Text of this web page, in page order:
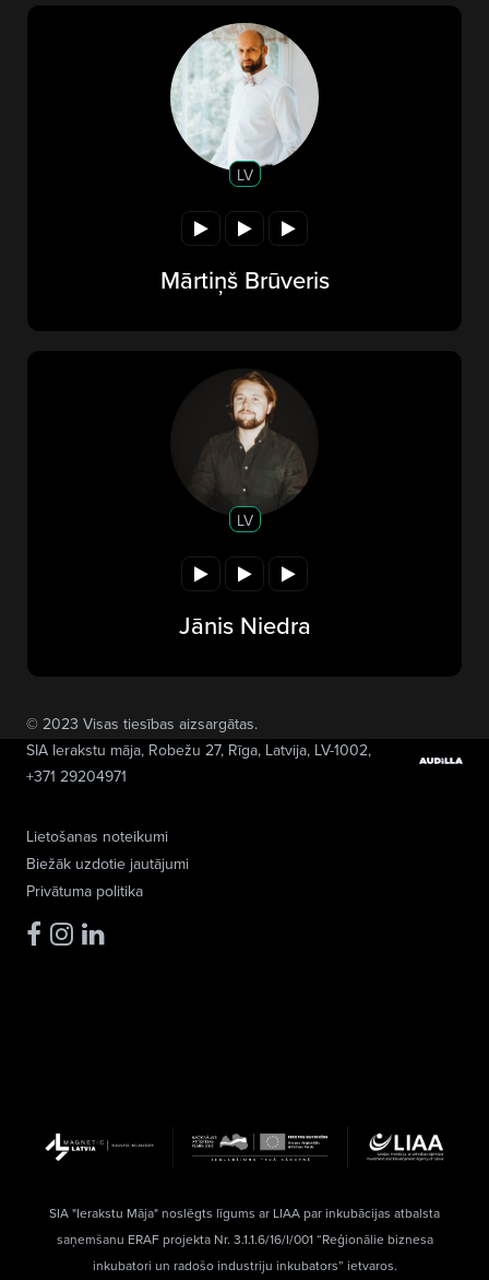
LV
Mārtiņš Brūveris
LV
Jānis Niedra
Lietošanas noteikumi
Biežāk uzdotie jautājumi
Privātuma politika
© 2023 Visas tiesības aizsargātas.
SIA Ierakstu māja, Robežu 27, Rīga, Latvija, LV-1002,
+371 29204971
SIA "Ierakstu Māja" noslēgts līgums ar LIAA par inkubācijas atbalsta
saņemšanu ERAF projekta Nr. 3.1.1.6/16/I/001 “Reģionālie biznesa
inkubatori un radošo industriju inkubators” ietvaros.